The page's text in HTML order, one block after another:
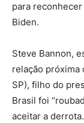
para
Biden.
Steve Bannon,
relação próxima
SP), filho do
Brasil foi
aceitar a derrota.